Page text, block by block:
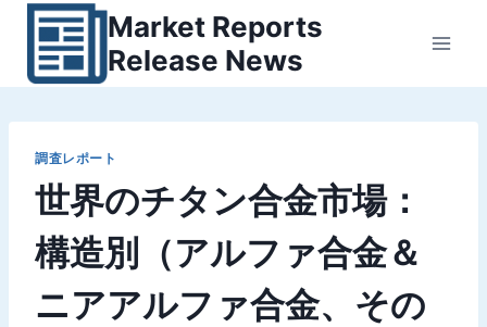
Market Reports
Release News
調査レポート
世界のチタン合金市場：
構造別（アルファ合金＆
ニアアルファ合金、その